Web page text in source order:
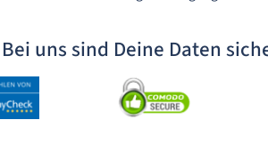
Bei uns sind Deine Daten